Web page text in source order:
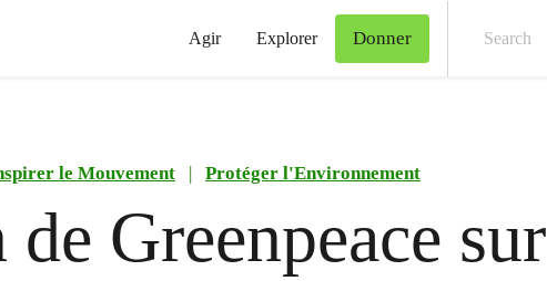
Agir Explorer Donner
le Mouvement | Protéger l'Environnement
Greenpeace sur